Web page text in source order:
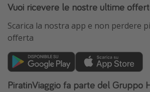
Vuoi ricevere le nostre ultime
Scarica la nostra app e non perdere
offerta
PiratinViaggio fa parte del Gruppo